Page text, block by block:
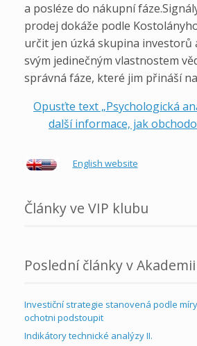
a posléze do nákupní
prodej dokáže podle
určit jen úzká skupina investorů
svým jedinečným vlastnostem
správná fáze, které jim přináší
Opusťte text „Psychologická
další informace, jak
English website
Články ve VIP klubu
Poslední články v Akademii
Investiční strategie stanovená podle
ochotni podstoupit
Indikátory technické analýzy II.